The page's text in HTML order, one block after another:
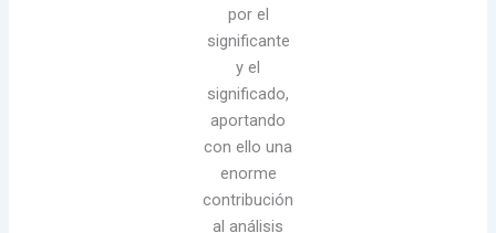
por el
significante
y el
significado,
aportando
con ello una
enorme
contribución
al análisis